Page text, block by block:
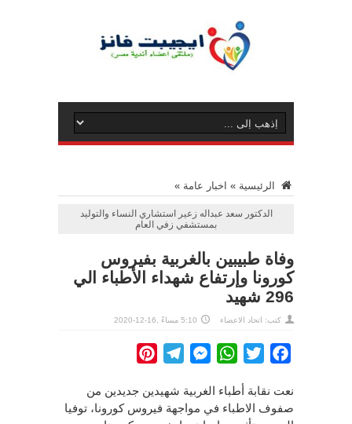
الرئيسية » اخبار عامة »
الدكتور سعد عبداله زعير استشاري النساء والتوليد
بمستشفي زفي العام
وفاة طبيبين بالغربية بفيروس
كورونا وإرتفاع شهداء الأطباء الي
296 شهيد
كتب: اتحاد الاعضاء 5:10 مساءً ,16-12-2020
Facebook
Twitter
WhatsApp
Messenger
Telegram
نعت نقابة أطباء الغربية شهيدين جديدين من
صفوف الاطباء في مواجهة فيروس كورونا، توفيا